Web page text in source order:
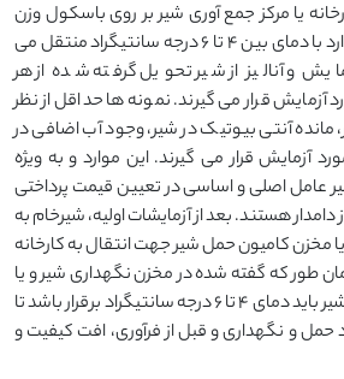
یا مرکز جمع آوری شیر بر روی باسکول وزن
شده و به یک مخزن استاندارد با دمای بین ۴ تا ۶ درجه سانتیگراد منتقل می
و آنالیز از شیر تحویل گرفته شده از هر
آزمایش قرار می گیرند. نمونه ها حداقل از نظر
مانده آنتی بیوتیک در شیر، وجود آب اضافی در
آزمایش قرار می گیرند. این موارد و به ویژه
عامل اصلی و اساسی در تعیین قیمت پرداختی
دامدار هستند. بعد از آزمایشات اولیه، شیرخام به
مخزن کامیون حمل شیر جهت انتقال به کارخانه
طور که گفته شده در مخزن نگهداری شیر و یا
مخزن حمل و در حین حمل شیر باید دمای 4 تا 6 درجه سانتیگراد برقرار باشد تا
حمل و نگهداری و قبل از فرآوری، افت کیفیت و